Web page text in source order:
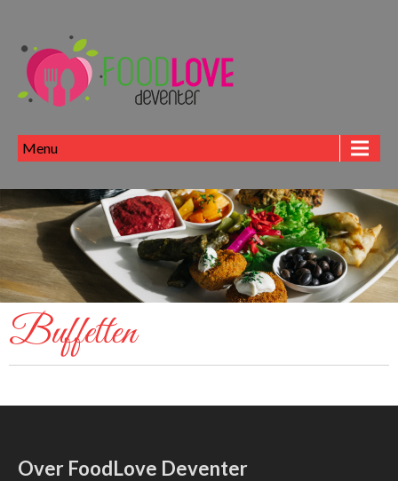
Menu
Buffetten
Over FoodLove Deventer